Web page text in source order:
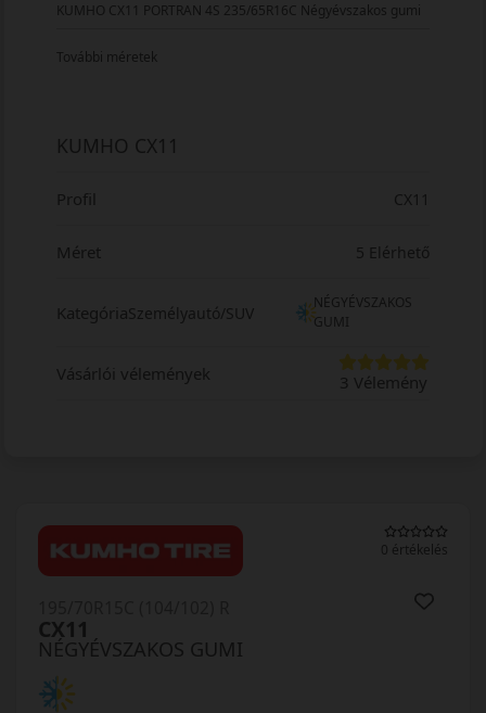
KUMHO CX11 PORTRAN 4S 235/65R16C Négyévszakos gumi
További méretek
KUMHO CX11
Profil CX11
Méret 5 Elérhető
KategóriaSzemélyautó/SUV
NÉGYÉVSZAKOS
GUMI
Vásárlói vélemények 3 Vélemény
0 értékelés
NÉGYÉVSZAKOS GUMI
CX11